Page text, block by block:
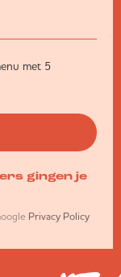
met 5
gingen je
Privacy Policy